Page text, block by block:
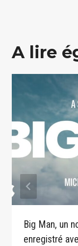
A lire
Big Man, un
enregistré